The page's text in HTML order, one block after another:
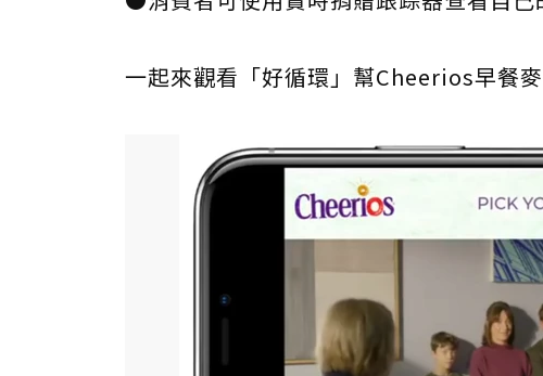
一起來觀看「好循環」幫Cheerios早餐